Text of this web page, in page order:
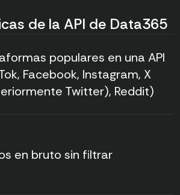
de la API de Data365
populares en una API
Facebook, Instagram, X
Twitter), Reddit)
en bruto sin filtrar